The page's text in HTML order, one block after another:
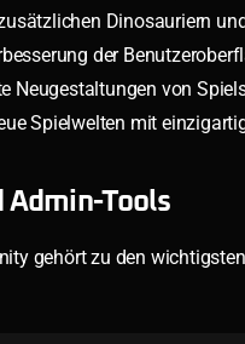
Dinosauriern
der
Neugestaltungen von
Spielwelten mit
Tools
gehört zu den